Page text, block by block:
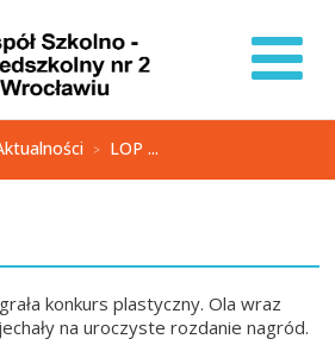
> LOP ...
konkurs plastyczny. Ola wraz
na uroczyste rozdanie nagród.